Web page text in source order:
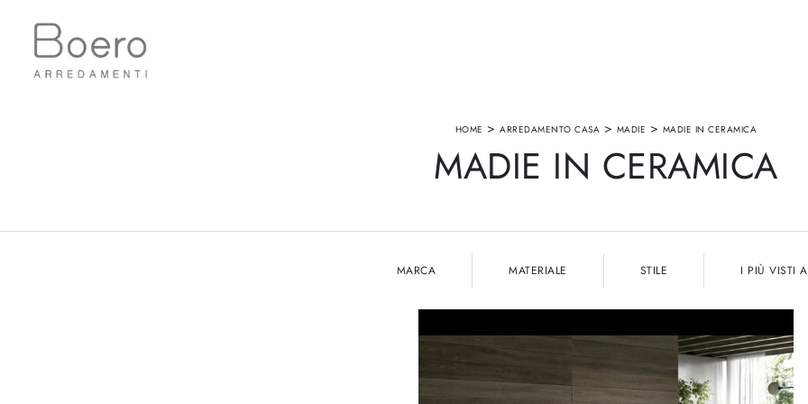
HOME >ARREDAMENTO CASA > MADIE > MADIE IN CERAMICA
MADIE IN CERAMICA
MARCA MATERIALE STILE I PIÙ VISTI